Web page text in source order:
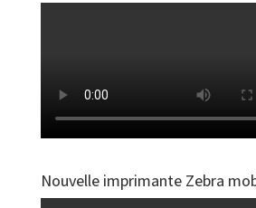
Nouvelle imprimante Zebra